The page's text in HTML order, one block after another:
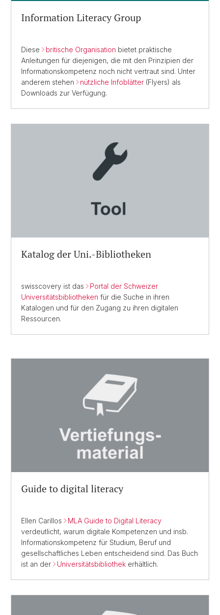
Information Literacy Group
Diese britische Organisation bietet praktische
Anleitungen für diejenigen, die mit den Prinzipien der
Informations­kompetenz noch nicht vertraut sind. Unter
anderem stehen
nützliche Infoblätter (Flyers) als
Downloads zur Verfügung.
Katalog der Uni.-Bibliotheken
swisscovery ist das
Portal der Schweizer
Universitätsbibliotheken für die Suche in ihren
Katalogen und für den Zugang zu ihren digitalen
Ressourcen.
Guide to digital literacy
Ellen Carillos
MLA Guide to Digital Literacy
verdeutlicht, warum digitale Kompetenzen und insb.
Informationskompetenz für Studium, Beruf und
gesellschaftliches Leben entscheidend sind. Das Buch
ist an der
Universitätsbibliothek erhältlich.